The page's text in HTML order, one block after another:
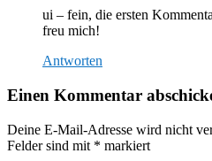
ui – fein, die ersten
freu mich!
Antworten
Einen Kommentar
Deine E-Mail-Adresse wird nicht
Felder sind mit * markiert